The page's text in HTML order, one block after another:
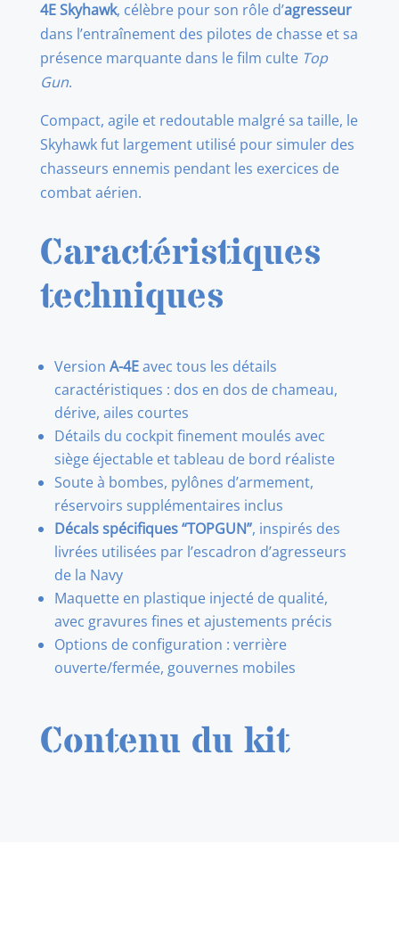
4E Skyhawk, célèbre pour son rôle d’agresseur
dans l’entraînement des pilotes de chasse et sa
présence marquante dans le film culte Top
Gun.
Compact, agile et redoutable malgré sa taille, le
Skyhawk fut largement utilisé pour simuler des
chasseurs ennemis pendant les exercices de
combat aérien.
Caractéristiques
techniques
Version A-4Eavec tous les détails
caractéristiques : dos en dos de chameau,
dérive, ailes courtes
Détails du cockpit finement moulés avec
siège éjectable et tableau de bord réaliste
Soute à bombes, pylônes d’armement,
réservoirs supplémentaires inclus
Décals spécifiques “TOPGUN”, inspirés des
livrées utilisées par l’escadron d’agresseurs
de la Navy
Maquette en plastique injecté de qualité,
avec gravures fines et ajustements précis
Options de configuration : verrière
ouverte/fermée, gouvernes mobiles
Contenu du kit